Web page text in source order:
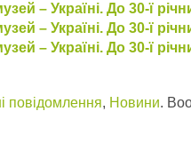
– Україні. До 30-ї
– Україні. До 30-ї
– Україні. До 30-ї
повідомлення, Новини.